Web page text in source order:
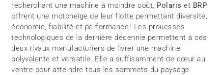
recherchant une machine à moindre coût, Polaris et BRP
offrent une motoneige de leur flotte permettant diversité,
économie, fiabilité et performance ! Les prouesses
technologiques de la dernière décennie permettent à ces
deux rivaux manufacturiers de livrer une machine
polyvalente et versatile. Elle a suffisamment de cœur au
ventre pour atteindre tous les sommets du paysage